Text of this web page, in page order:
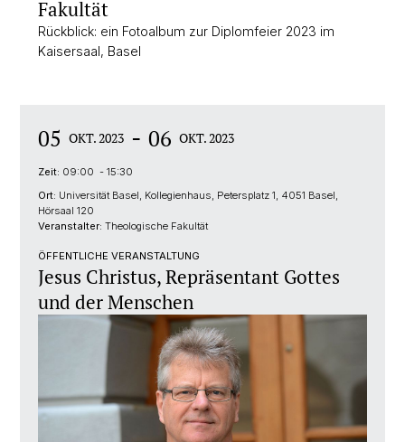
Fakultät
Rückblick: ein Fotoalbum zur Diplomfeier 2023 im
Kaisersaal, Basel
05 OKT. 2023 - 06 OKT. 2023
Zeit: 09:00 - 15:30
Ort: Universität Basel, Kollegienhaus, Petersplatz 1, 4051 Basel,
Hörsaal 120
Veranstalter: Theologische Fakultät
ÖFFENTLICHE VERANSTALTUNG
Jesus Christus, Repräsentant Gottes
und der Menschen